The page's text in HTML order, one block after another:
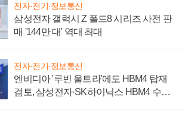
전자·전기·정보통신
삼성전자 갤럭시 Z 폴드8 시리즈 사전 판
매 '144만 대' 역대 최대
전자·전기·정보통신
엔비디아 '루빈 울트라'에도 HBM4 탑재
검토, 삼성전자·SK하이닉스 HBM4 수율